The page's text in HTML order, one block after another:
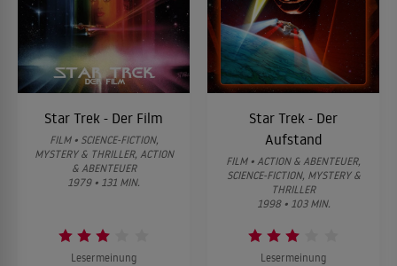
Star Trek - Der Film
FILM • SCIENCE-FICTION,
MYSTERY & THRILLER, ACTION
& ABENTEUER
1979 • 131 MIN.
Lesermeinung
Star Trek - Der
Aufstand
FILM • ACTION & ABENTEUER,
SCIENCE-FICTION, MYSTERY &
THRILLER
1998 • 103 MIN.
Lesermeinung